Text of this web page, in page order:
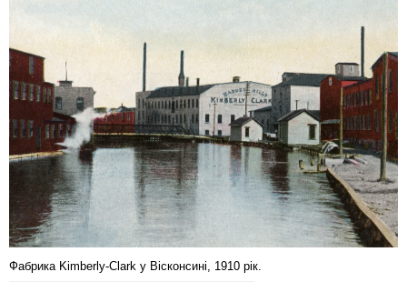
Фабрика Kimberly-Clark у Вісконсині, 1910 рік.